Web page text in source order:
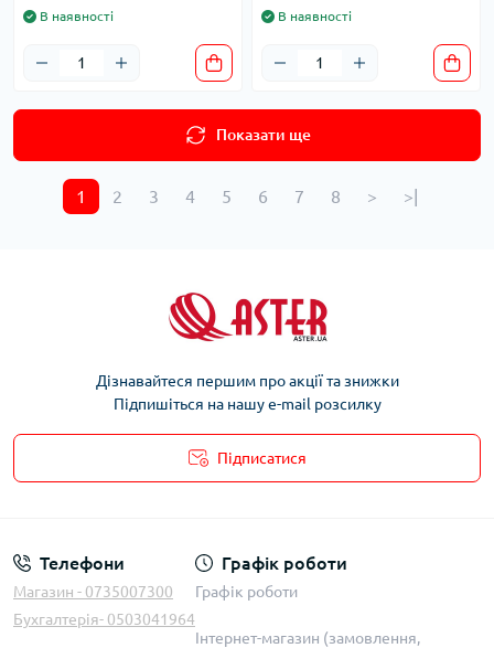
В наявності В наявності
Показати ще
1 2 3 4 5 6 7 8 > >|
Дізнавайтеся першим про акції та знижки
Підпишіться на нашу e-mail розсилку
Підписатися
Телефони
Магазин - 0735007300
Бухгалтерія- 0503041964
Графік роботи
Графік роботи
Інтернет-магазин (замовлення,